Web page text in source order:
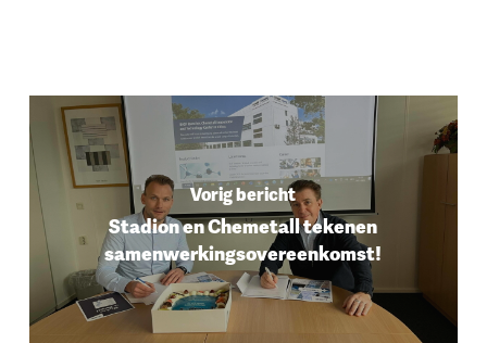
Vorig bericht
Stadion en Chemetall tekenen
samenwerkingsovereenkomst!